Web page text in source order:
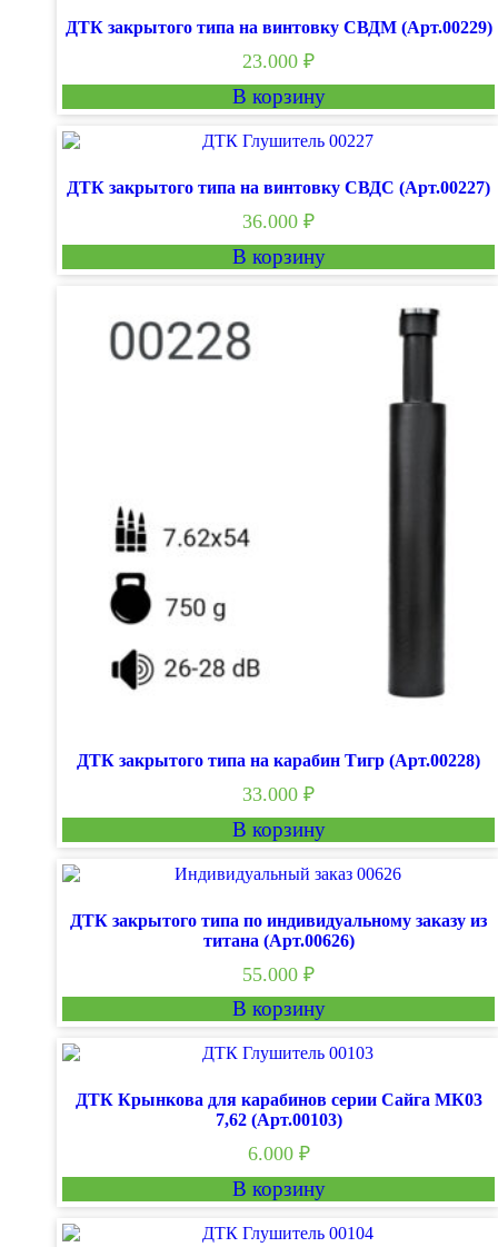
ДТК закрытого типа на винтовку СВДМ (Арт.00229)
23.000₽
В корзину
ДТК закрытого типа на винтовку СВДС (Арт.00227)
36.000₽
В корзину
ДТК закрытого типа на карабин Тигр (Арт.00228)
33.000₽
В корзину
ДТК закрытого типа по индивидуальному заказу из
титана (Арт.00626)
55.000₽
В корзину
ДТК Крынкова для карабинов серии Сайга МК03
7,62 (Арт.00103)
6.000 ₽
В корзину